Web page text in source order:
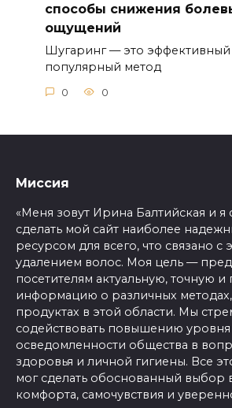
способы снижения
ощущений
Шугаринг — это эффективный
популярный метод
0 0
Миссия
«Меня зовут Ирина Балтийская и я
сделать мой сайт наиболее
ресурсом для всего, что связано с
удалением волос. Моя цель —
посетителям актуальную, точную и
информацию о различных методах,
продуктах в этой области. Мы
содействовать повышению
осведомленности общества в
здоровья и личной гигиены. Все
мог сделать обоснованный выбор
комфорта, самочувствия и